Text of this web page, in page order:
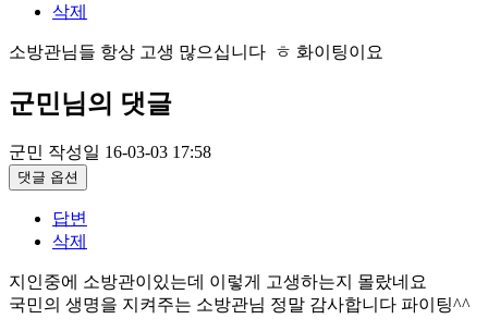
삭제
소방관님들 항상 고생 많으십니다 ㅎ 화이팅이요
군민님의 댓글
군민 작성일 16-03-03 17:58
댓글 옵션
답변
삭제
지인중에 소방관이있는데 이렇게 고생하는지 몰랐네요
국민의 생명을 지켜주는 소방관님 정말 감사합니다 파이팅^^